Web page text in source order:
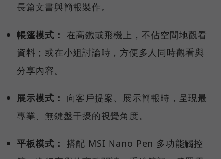
長篇文書與簡報製作。
帳篷模式： 在高鐵或飛機上，不佔空間地觀看
資料；或在小組討論時，方便多人同時觀看與
分享內容。
展示模式：
向客戶提案、展示簡報時，呈現最
專業、無鍵盤干擾的視覺角度。
平板模式： 搭配 MSI Nano Pen 多功能觸控